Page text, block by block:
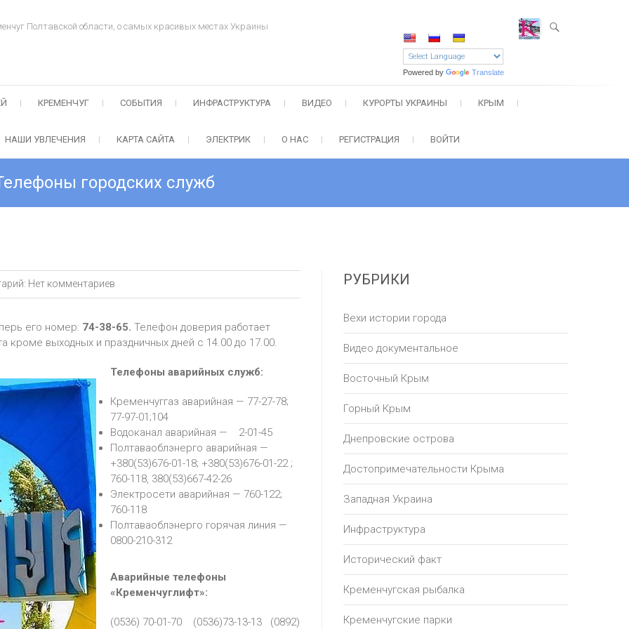
Полтавской области, о самых красивых местах Украины
Powered by Translate
КРЕМЕНЧУГ СОБЫТИЯ ИНФРАСТРУКТУРА ВИДЕО КУРОРТЫ УКРАИНЫ КРЫМ
НАШИ УВЛЕЧЕНИЯ КАРТА САЙТА ЭЛЕКТРИК О НАС РЕГИСТРАЦИЯ ВОЙТИ
городских служб
Нет комментариев
его номер: 74-38-65. Телефон доверия работает
кроме выходных и праздничных дней с 14.00 до 17.00.
Телефоны аварийных служб:
Кременчуггаз аварийная — 77-27-78;
77-97-01;104
Водоканал аварийная — 2-01-45
Полтаваоблэнерго аварийная —
+380(53)676-01-18; +380(53)676-01-22 ;
760-118, 380(53)667-42-26
Электросети аварийная — 760-122;
760-118
Полтаваоблэнерго горячая линия —
0800-210-312
Аварийные телефоны
«Кременчуглифт»:
(0536) 70-01-70 (0536)73-13-13 (0892)
РУБРИКИ
Вехи истории города
Видео документальное
Восточный Крым
Горный Крым
Днепровские острова
Достопримечательности Крыма
Западная Украина
Инфраструктура
Исторический факт
Кременчугская рыбалка
Кременчугские парки